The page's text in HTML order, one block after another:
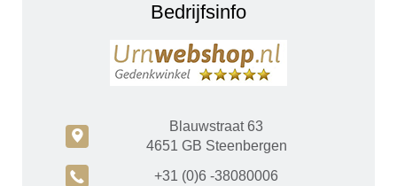
Bedrijfsinfo
c
Blauwstraat 63
4651 GB Steenbergen
A +31 (0)6 -38080006